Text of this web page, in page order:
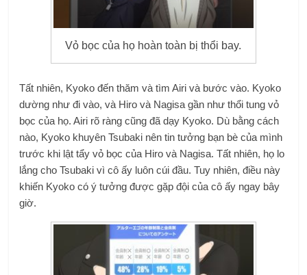
Vỏ bọc của họ hoàn toàn bị thổi bay.
Tất nhiên, Kyoko đến thăm và tìm Airi và bước vào. Kyoko
dường như đi vào, và Hiro và Nagisa gần như thổi tung vỏ
bọc của họ. Airi rõ ràng cũng đã dạy Kyoko. Dù bằng cách
nào, Kyoko khuyên Tsubaki nên tin tưởng bạn bè của mình
trước khi lật tẩy vỏ bọc của Hiro và Nagisa. Tất nhiên, họ lo
lắng cho Tsubaki vì cô ấy luôn cúi đầu. Tuy nhiên, điều này
khiến Kyoko có ý tưởng được gặp đội của cô ấy ngay bây
giờ.